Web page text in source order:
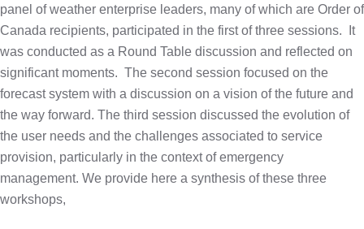
panel of weather enterprise leaders, many of which are Order of
Canada recipients, participated in the first of three sessions. It
was conducted as a Round Table discussion and reflected on
significant moments. The second session focused on the
forecast system with a discussion on a vision of the future and
the way forward. The third session discussed the evolution of
the user needs and the challenges associated to service
provision, particularly in the context of emergency
management. We provide here a synthesis of these three
workshops,